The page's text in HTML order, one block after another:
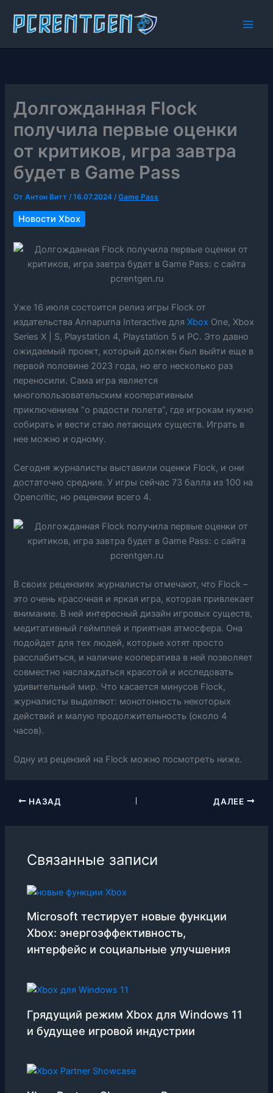
содержимому
Долгожданная Flock
получила первые оценки
от критиков, игра завтра
будет в Game Pass
ОтАнтон Витт/16.07.2024/Game Pass
Новости Xbox
Уже 16 июля состоится релиз игры Flock от
издательства Annapurna Interactive дляXbox One, Xbox
Series X | S, Playstation 4, Playstation 5 и PC. Это давно
ожидаемый проект, который должен был выйти еще в
первой половине 2023 года, но его несколько раз
переносили. Сама игра является
многопользовательским кооперативным
приключением “о радости полета”, где игрокам нужно
собирать и вести стаю летающих существ. Играть в
нее можно и одному.
Сегодня журналисты выставили оценки Flock, и они
достаточно средние. У игры сейчас 73 балла из 100 на
Opencritic, но рецензии всего 4.
В своих рецензиях журналисты отмечают, что Flock –
это очень красочная и яркая игра, которая привлекает
внимание. В ней интересный дизайн игровых существ,
медитативный геймплей и приятная атмосфера. Она
подойдет для тех людей, которые хотят просто
расслабиться, и наличие кооператива в ней позволяет
совместно наслаждаться красотой и исследовать
удивительный мир. Что касается минусов Flock,
журналисты выделяют: монотонность некоторых
действий и малую продолжительность (около 4
часов).
Одну из рецензий на Flock можно посмотреть ниже.
НАЗАД ДАЛЕЕ
Связанные записи
Microsoft тестирует новые функции
Xbox: энергоэффективность,
интерфейс и социальные улучшения
Грядущий режим Xbox для Windows 11
и будущее игровой индустрии